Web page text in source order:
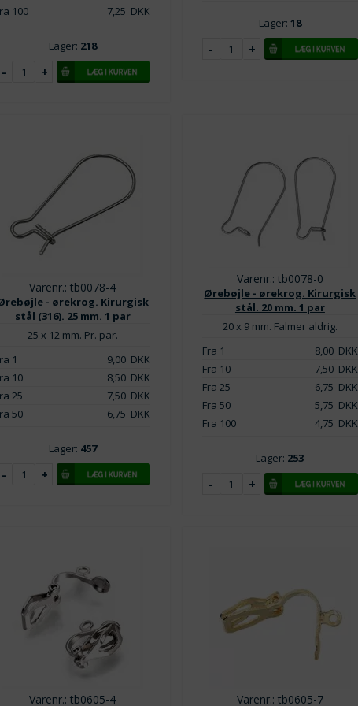
100
7,25 DKK
Lager: 218
Lager: 18
Varenr.: tb0078-4
- ørekrog. Kirurgisk
stål (316). 25 mm. 1 par
25 x 12 mm. Pr. par.
1
9,00 DKK
10
8,50 DKK
25
7,50 DKK
50
6,75 DKK
Lager: 457
Varenr.: tb0078-0
Ørebøjle - ørekrog. Kirurgisk
stål. 20 mm. 1 par
20 x 9 mm. Falmer aldrig.
Fra 1
8,00DKK
Fra 10
7,50DKK
Fra 25
6,75 DKK
Fra 50
5,75 DKK
Fra 100
4,75 DKK
Lager: 253
Varenr.: tb0605-4 Varenr.: tb0605-7